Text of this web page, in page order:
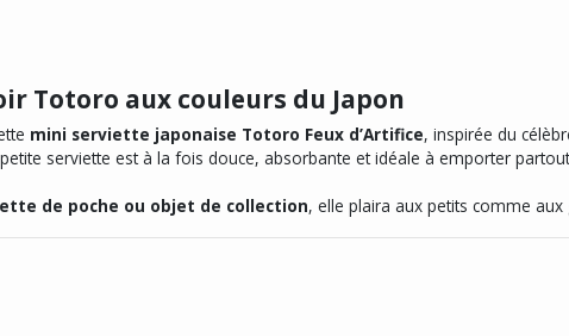
Totoro aux couleurs du Japon
mini serviette japonaise Totoro Feux d’Artifice, inspirée du
serviette est à la fois douce, absorbante et idéale à emporter
de poche ou objet de collection, elle plaira aux petits comme aux